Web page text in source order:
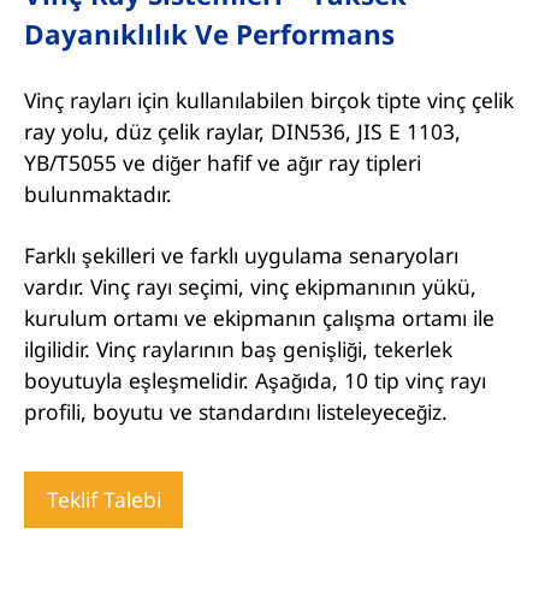
Dayanıklılık Ve Performans
Vinç rayları için kullanılabilen birçok tipte vinç çelik
ray yolu, düz çelik raylar, DIN536, JIS E 1103,
YB/T5055 ve diğer hafif ve ağır ray tipleri
bulunmaktadır.
Farklı şekilleri ve farklı uygulama senaryoları
vardır. Vinç rayı seçimi, vinç ekipmanının yükü,
kurulum ortamı ve ekipmanın çalışma ortamı ile
ilgilidir. Vinç raylarının baş genişliği, tekerlek
boyutuyla eşleşmelidir. Aşağıda, 10 tip vinç rayı
profili, boyutu ve standardını listeleyeceğiz.
Teklif Talebi